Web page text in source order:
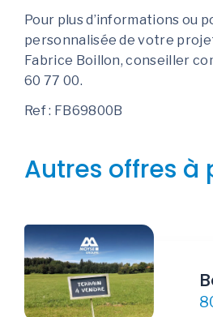
Pour plus d’informations ou
personnalisée de votre
Fabrice Boillon, conseiller
60 77 00.
Ref : FB69800B
Autres offres à